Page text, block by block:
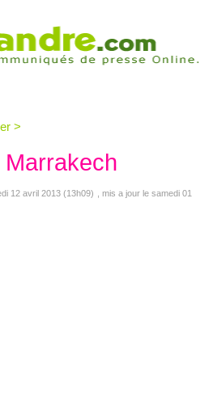
>
Marrakech
12 avril 2013 (13h09)
, mis a jour le samedi 01